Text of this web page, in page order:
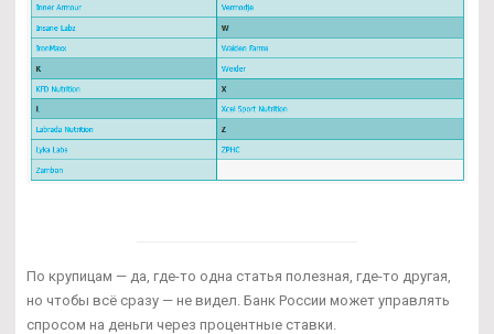
По крупицам — да, где-то одна статья полезная, где-то другая,
но чтобы всё сразу — не видел. Банк России может управлять
спросом на деньги через процентные ставки.